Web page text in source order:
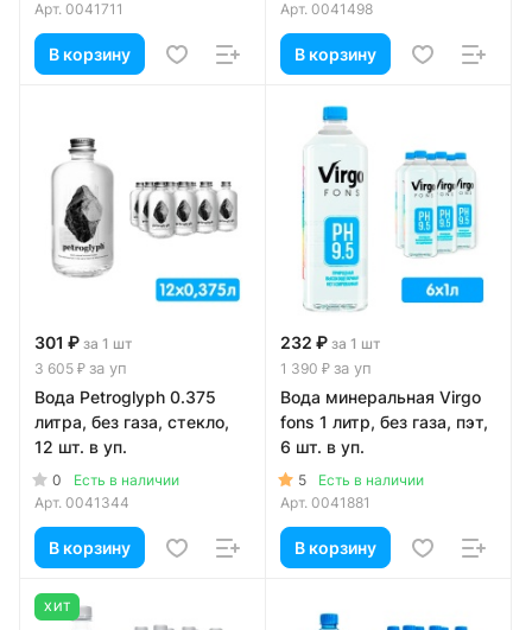
Арт. 0041711
В корзину
Арт. 0041498
В корзину
301 ₽ за 1 шт
3 605 ₽ за уп
Вода Petroglyph 0.375
литра, без газа, стекло,
12 шт. в уп.
0
Есть в наличии
Арт. 0041344
В корзину
232 ₽ за 1 шт
1 390 ₽ за уп
Вода минеральная Virgo
fons 1 литр, без газа, пэт,
6 шт. в уп.
5
Есть в наличии
Арт. 0041881
В корзину
ХИТ